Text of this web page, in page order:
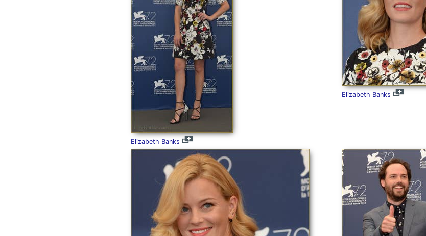
Elizabeth Banks
Elizabeth Banks